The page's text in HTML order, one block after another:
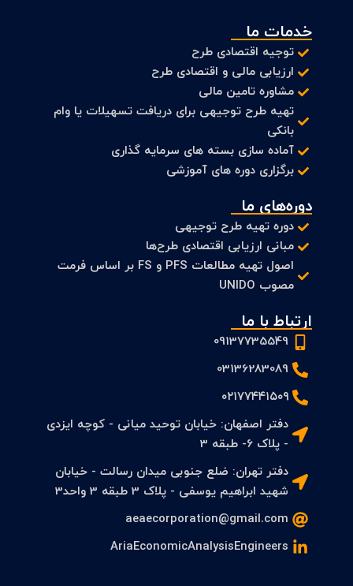
خدمات ما
توجیه اقتصادی طرح
ارزیابی مالی و اقتصادی طرح
مشاوره تامین مالی
تهیه طرح توجیهی برای دریافت تسهیلات یا وام
بانکی
آماده سازی بسته های سرمایه گذاری
برگزاری دوره های آموزشی
دوره‌های ما
دوره تهیه طرح توجیهی
مبانی ارزیابی اقتصادی طرح‌ها
اصول تهیه مطالعات PFS و FS بر اساس فرمت
مصوب UNIDO
ارتباط با ما
09137735549
03136283089
۰۲۱۷۷۴۴۱۵۰۹
دفتر اصفهان: خیابان توحید میانی - کوچه ایزدی
- پلاک 6- طبقه 3
دفتر تهران: ضلع جنوبی میدان رسالت - خیابان
شهید ابراهیم یوسفی - پلاک 3 طبقه 3 واحد3
aeaecorporation@gmail.com
AriaEconomicAnalysisEngineers